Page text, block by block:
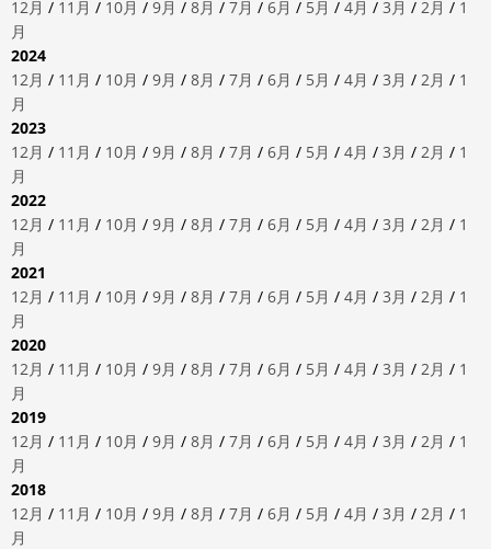
12月 / 11月 / 10月 / 9月 / 8月 / 7月 / 6月 / 5月 / 4月 / 3月 / 2月 / 1
月
2024
12月 / 11月 / 10月 / 9月 / 8月 / 7月 / 6月 / 5月 / 4月 / 3月 / 2月 / 1
月
2023
12月 / 11月 / 10月 / 9月 / 8月 / 7月 / 6月 / 5月 / 4月 / 3月 / 2月 / 1
月
2022
12月 / 11月 / 10月 / 9月 / 8月 / 7月 / 6月 / 5月 / 4月 / 3月 / 2月 / 1
月
2021
12月 / 11月 / 10月 / 9月 / 8月 / 7月 / 6月 / 5月 / 4月 / 3月 / 2月 / 1
月
2020
12月 / 11月 / 10月 / 9月 / 8月 / 7月 / 6月 / 5月 / 4月 / 3月 / 2月 / 1
月
2019
12月 / 11月 / 10月 / 9月 / 8月 / 7月 / 6月 / 5月 / 4月 / 3月 / 2月 / 1
月
2018
12月 / 11月 / 10月 / 9月 / 8月 / 7月 / 6月 / 5月 / 4月 / 3月 / 2月 / 1
月